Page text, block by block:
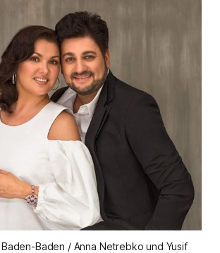
Baden / Anna Netrebko und Yusif